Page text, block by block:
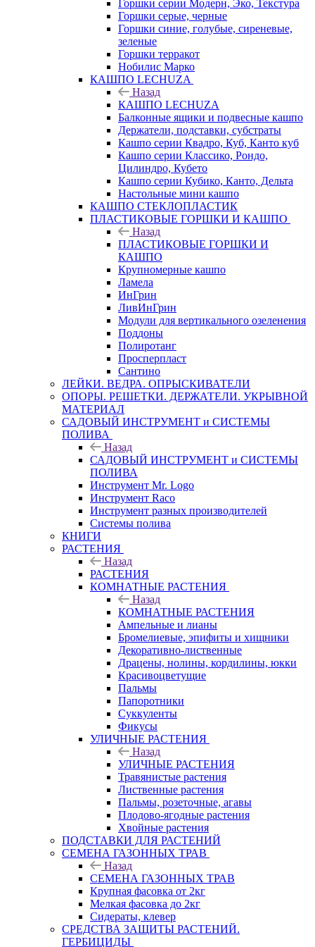
Горшки серии Модерн, Эко, Текстура
Горшки серые, черные
Горшки синие, голубые, сиреневые,
зеленые
Горшки терракот
Нобилис Марко
КАШПО LECHUZA
Назад
КАШПО LECHUZA
Балконные ящики и подвесные кашпо
Держатели, подставки, субстраты
Кашпо серии Квадро, Куб, Канто куб
Кашпо серии Классико, Рондо,
Цилиндро, Кубето
Кашпо серии Кубико, Канто, Дельта
Настольные мини кашпо
КАШПО СТЕКЛОПЛАСТИК
ПЛАСТИКОВЫЕ ГОРШКИ И КАШПО
Назад
ПЛАСТИКОВЫЕ ГОРШКИ И
КАШПО
Крупномерные кашпо
Ламела
ИнГрин
ЛивИнГрин
Модули для вертикального озеленения
Поддоны
Полиротанг
Просперпласт
Сантино
ЛЕЙКИ. ВЕДРА. ОПРЫСКИВАТЕЛИ
ОПОРЫ. РЕШЕТКИ. ДЕРЖАТЕЛИ. УКРЫВНОЙ
МАТЕРИАЛ
САДОВЫЙ ИНСТРУМЕНТ и СИСТЕМЫ
ПОЛИВА
Назад
САДОВЫЙ ИНСТРУМЕНТ и СИСТЕМЫ
ПОЛИВА
Инструмент Mr. Logo
Инструмент Raco
Инструмент разных производителей
Системы полива
КНИГИ
РАСТЕНИЯ
Назад
РАСТЕНИЯ
КОМНАТНЫЕ РАСТЕНИЯ
Назад
КОМНАТНЫЕ РАСТЕНИЯ
Ампельные и лианы
Бромелиевые, эпифиты и хищники
Декоративно-лиственные
Драцены, нолины, кордилины, юкки
Красивоцветущие
Пальмы
Папоротники
Суккуленты
Фикусы
УЛИЧНЫЕ РАСТЕНИЯ
Назад
УЛИЧНЫЕ РАСТЕНИЯ
Травянистые растения
Лиственные растения
Пальмы, розеточные, агавы
Плодово-ягодные растения
Хвойные растения
ПОДСТАВКИ ДЛЯ РАСТЕНИЙ
СЕМЕНА ГАЗОННЫХ ТРАВ
Назад
СЕМЕНА ГАЗОННЫХ ТРАВ
Крупная фасовка от 2кг
Мелкая фасовка до 2кг
Сидераты, клевер
СРЕДСТВА ЗАЩИТЫ РАСТЕНИЙ.
ГЕРБИЦИДЫ